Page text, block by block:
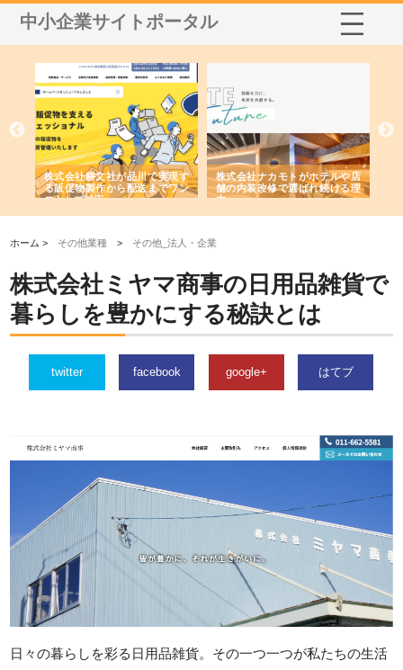
中小企業サイトポータル
株式会社耕文社が品川で実現す
る販促物製作から配送までワン
ストップ対応
株式会社ナカモトがホテルや店
舗の内装改修で選ばれ続ける理
由
ホーム > その他業種 > その他_法人・企業
株式会社ミヤマ商事の日用品雑貨で
暮らしを豊かにする秘訣とは
twitter facebook google+ はてブ
日々の暮らしを彩る日用品雑貨。その一つ一つが私たちの生活